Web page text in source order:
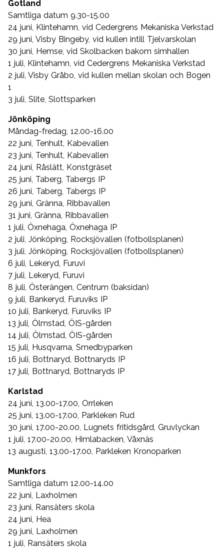
Gotland
Samtliga datum 9.30-15.00
24 juni, Klintehamn, vid Cedergrens Mekaniska Verkstad
29 juni, Visby Bingeby, vid kullen intill Tjelvarskolan
30 juni, Hemse, vid Skolbacken bakom simhallen
1 juli, Klintehamn, vid Cedergrens Mekaniska Verkstad
2 juli, Visby Gråbo, vid kullen mellan skolan och Bogen
1
3 juli, Slite, Slottsparken
Jönköping
Måndag-fredag, 12.00-16.00
22 juni, Tenhult, Kabevallen
23 juni, Tenhult, Kabevallen
24 juni, Råslätt, Konstgräset
25 juni, Taberg, Tabergs IP
26 juni, Taberg, Tabergs IP
29 juni, Gränna, Ribbavallen
31 juni, Gränna, Ribbavallen
1 juli, Öxnehaga, Öxnehaga IP
2 juli, Jönköping, Rocksjövallen (fotbollsplanen)
3 juli, Jönköping, Rocksjövallen (fotbollsplanen)
6 juli, Lekeryd, Furuvi
7 juli, Lekeryd, Furuvi
8 juli, Österängen, Centrum (baksidan)
9 juli, Bankeryd, Furuviks IP
10 juli, Bankeryd, Furuviks IP
13 juli, Ölmstad, ÖIS-gården
14 juli, Ölmstad, ÖIS-gården
15 juli, Husqvarna, Smedbyparken
16 juli, Bottnaryd, Bottnaryds IP
17 juli, Bottnaryd, Bottnaryds IP
Karlstad
24 juni, 13.00-17.00, Orrleken
25 juni, 13.00-17.00, Parkleken Rud
30 juni, 17.00-20.00, Lugnets fritidsgård, Gruvlyckan
1 juli, 17.00-20.00, Himlabacken, Våxnäs
13 augusti, 13.00-17.00, Parkleken Kronoparken
Munkfors
Samtliga datum 12.00-14.00
22 juni, Laxholmen
23 juni, Ransäters skola
24 juni, Hea
29 juni, Laxholmen
1 juli, Ransäters skola